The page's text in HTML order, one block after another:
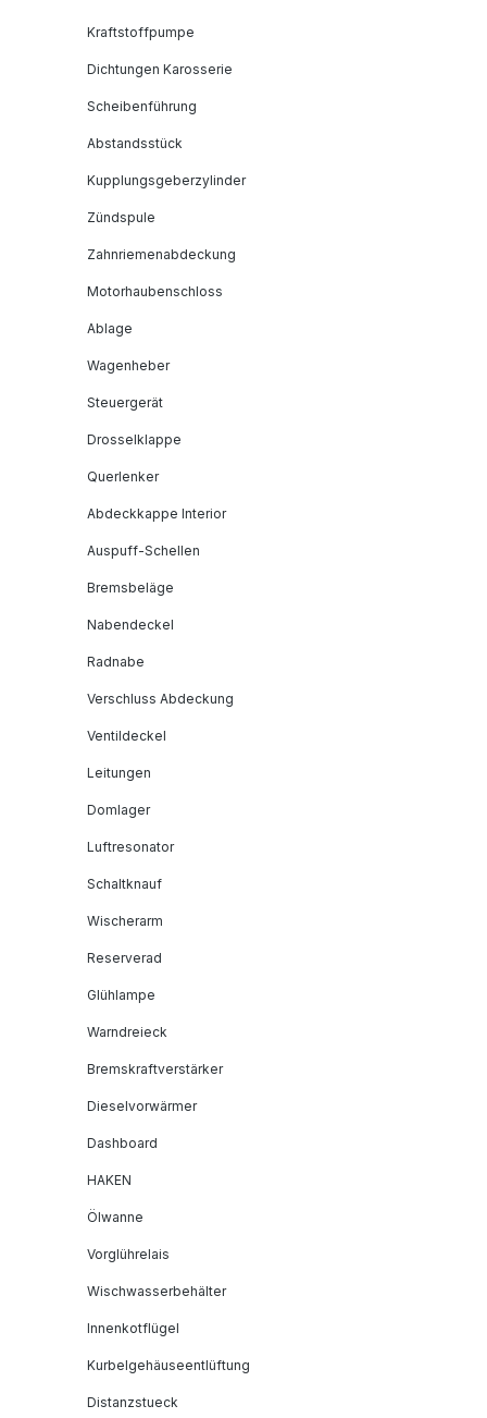
Kraftstoffpumpe
Dichtungen Karosserie
Scheibenführung
Abstandsstück
Kupplungsgeberzylinder
Zündspule
Zahnriemenabdeckung
Motorhaubenschloss
Ablage
Wagenheber
Steuergerät
Drosselklappe
Querlenker
Abdeckkappe Interior
Auspuff-Schellen
Bremsbeläge
Nabendeckel
Radnabe
Verschluss Abdeckung
Ventildeckel
Leitungen
Domlager
Luftresonator
Schaltknauf
Wischerarm
Reserverad
Glühlampe
Warndreieck
Bremskraftverstärker
Dieselvorwärmer
Dashboard
HAKEN
Ölwanne
Vorglührelais
Wischwasserbehälter
Innenkotflügel
Kurbelgehäuseentlüftung
Distanzstueck